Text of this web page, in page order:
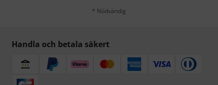
* Nödvändig
Handla och betala säkert